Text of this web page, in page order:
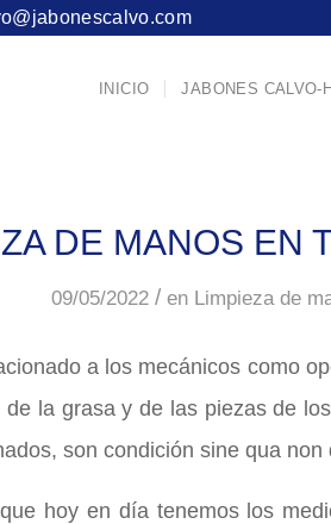
INICIO JABONES CALVO-
DE MANOS EN
09/05/2022 / en Limpieza de
a los mecánicos como
de la grasa y de las piezas de
son condición sine qua
hoy en día tenemos los